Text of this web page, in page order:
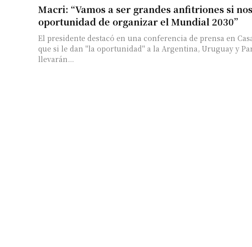
Macri: “Vamos a ser grandes anfitriones si
oportunidad de organizar el Mundial 2030”
El presidente destacó en una conferencia de prensa en
que si le dan "la oportunidad" a la Argentina, Uruguay y
llevarán...